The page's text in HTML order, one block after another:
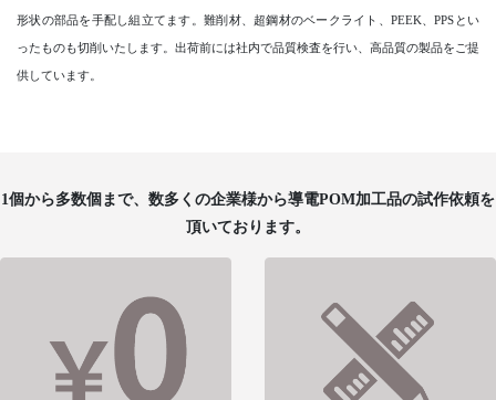
形状の部品を手配し組立てます。難削材、超鋼材のベークライト、PEEK、PPSとい
ったものも切削いたします。出荷前には社内で品質検査を行い、高品質の製品をご提
供しています。
1個から多数個まで、数多くの企業様から導電POM加工品の試作依頼を
頂いております。